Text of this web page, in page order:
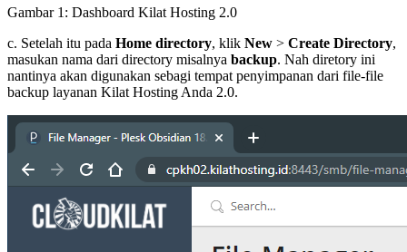
Gambar 1: Dashboard Kilat Hosting 2.0
c. Setelah itu pada Home directory, klik New > Create Directory,
masukan nama dari directory misalnya backup. Nah diretory ini
nantinya akan digunakan sebagi tempat penyimpanan dari file-file
backup layanan Kilat Hosting Anda 2.0.